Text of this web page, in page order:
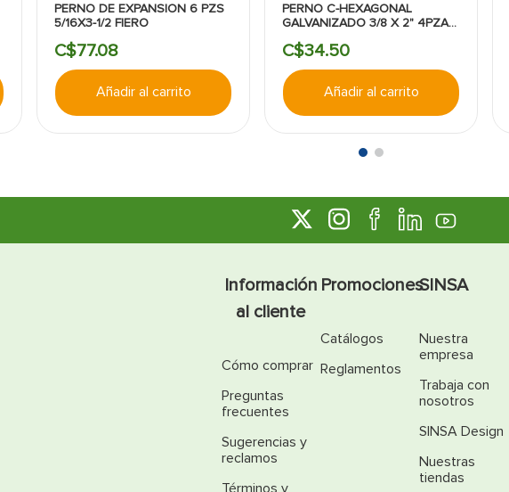
PERNO DE EXPANSION 6 PZS
5/16X3-1/2 FIERO
C$77.08
Añadir al carrito
PERNO C-HEXAGONAL
GALVANIZADO 3/8 X 2" 4PZAS
C$34.50
Añadir al carrito
Información
al cliente
Cómo comprar
Preguntas
frecuentes
Sugerencias y
reclamos
Términos y
Promociones
Catálogos
Reglamentos
SINSA
Nuestra
empresa
Trabaja con
nosotros
SINSA Design
Nuestras
tiendas